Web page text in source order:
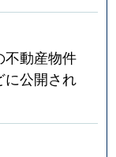
不動産物件
に公開され